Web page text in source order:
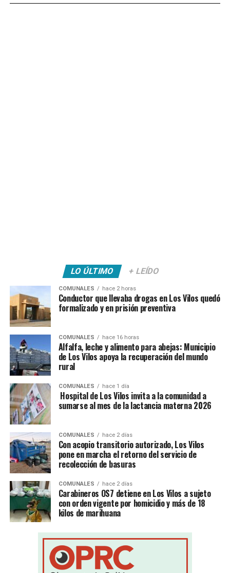
LO ÚLTIMO + LEÍDO
COMUNALES hace 2 horas
Conductor que llevaba drogas en Los Vilos quedó
formalizado y en prisión preventiva
COMUNALES hace 16 horas
Alfalfa, leche y alimento para abejas: Municipio
de Los Vilos apoya la recuperación del mundo
rural
COMUNALES hace 1 día
Hospital de Los Vilos invita a la comunidad a
sumarse al mes de la lactancia materna 2026
COMUNALES hace 2 días
Con acopio transitorio autorizado, Los Vilos
pone en marcha el retorno del servicio de
recolección de basuras
COMUNALES hace 2 días
Carabineros OS7 detiene en Los Vilos a sujeto
con orden vigente por homicidio y más de 18
kilos de marihuana